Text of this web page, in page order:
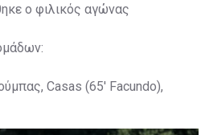
ο φιλικός αγώνας
Casas (65' Facundo),